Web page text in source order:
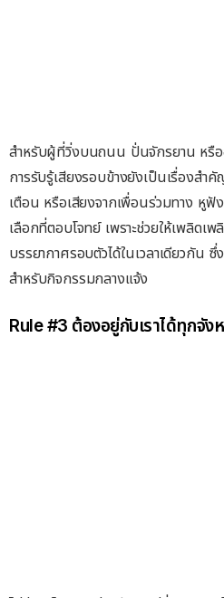
สำหรับผู้ที่วิ่งบนถนน ปั่นจักรยาน หรื
การรับรู้เสียงรอบข้างยังเป็นเรื่องส
เตือน หรือเสียงจากเพื่อนร่วมทาง หู
เลือกที่ตอบโจทย์ เพราะช่วยให้เพลิดเ
บรรยากาศรอบตัวได้ในเวลาเดียวกัน
สำหรับกิจกรรมกลางแจ้ง
Rule #3 ต้องอยู่กับเราได้ทุกจัง